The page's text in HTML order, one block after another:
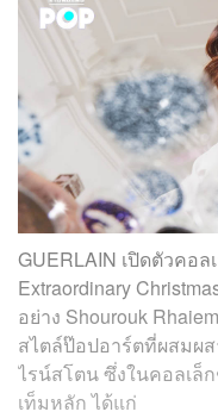
GUERLAIN เปิดตัวคอล
Extraordinary
อย่าง Shourouk
สไตล์ป๊อปอาร์ตที่ผสมผ
ไรน์สโตน ซึ่งในคอลเล็
เท็มหลัก ได้แก่